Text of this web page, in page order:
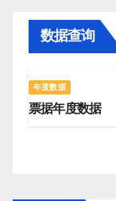
数据查询
年度数据
票据年度数据